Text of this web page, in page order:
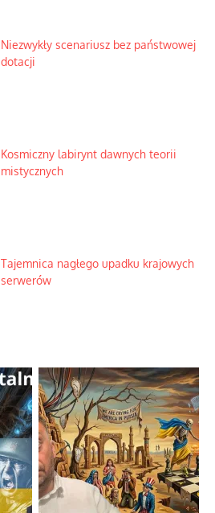
Niezwykły scenariusz bez państwowej
dotacji
Kosmiczny labirynt dawnych teorii
mistycznych
Tajemnica nagłego upadku krajowych
serwerów